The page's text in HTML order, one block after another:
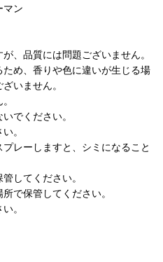
マン
、品質には問題ございません。
ため、香りや色に違いが生じる場
いません。
でください。
。
レーしますと、シミになること
してください。
で保管してください。
。